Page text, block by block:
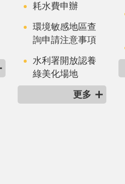
耗水費申辦
環境敏感地區查
詢申請注意事項
水利署開放認養
綠美化場地
更多